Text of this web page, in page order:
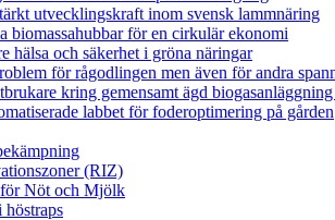
utvecklingskraft inom svensk lammnäring
biomassahubbar för en cirkulär ekonomi
hälsa och säkerhet i gröna näringar
för rågodlingen men även för andra
kring gemensamt ägd
labbet för foderoptimering på gården
(RIZ)
Nöt och Mjölk
höstraps